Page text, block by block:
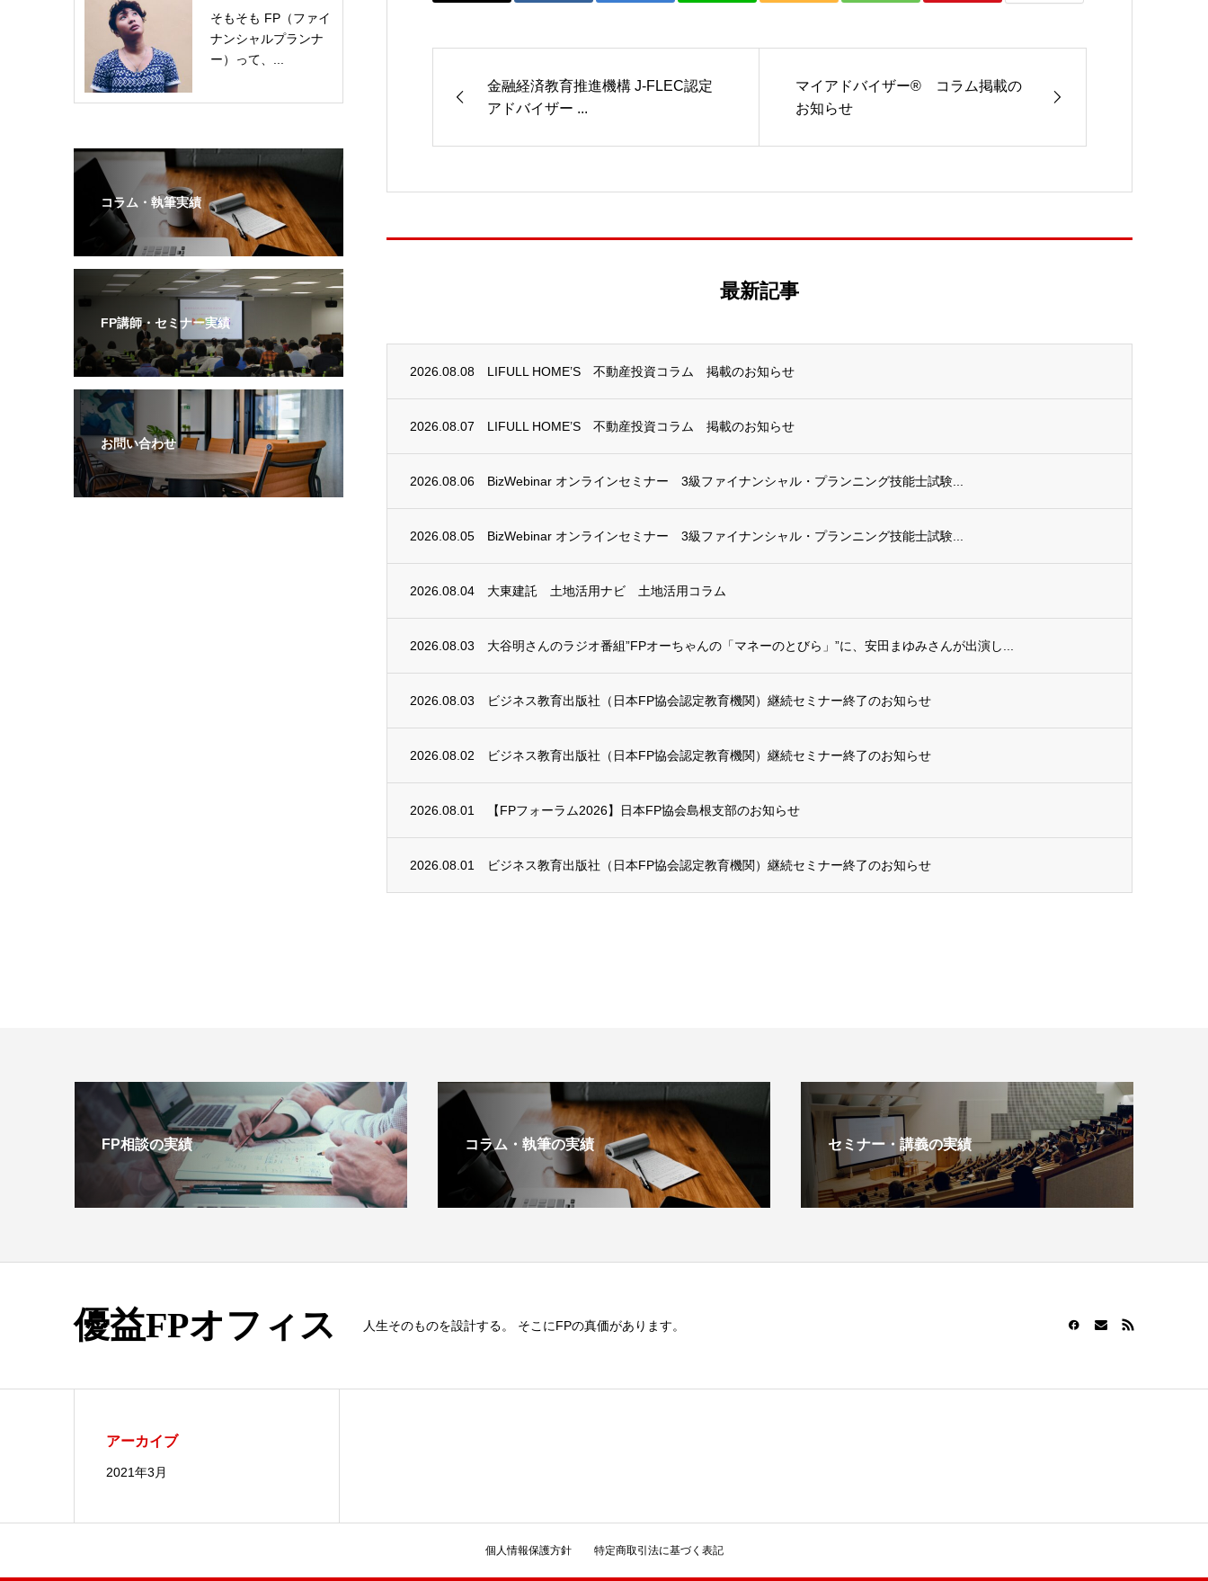
金融経済教育推進機構 J-FLEC認定
アドバイザー ...
マイアドバイザー® コラム掲載の
お知らせ
最新記事
2026.08.08 LIFULL HOME’S 不動産投資コラム 掲載のお知らせ
2026.08.07 LIFULL HOME’S 不動産投資コラム 掲載のお知らせ
2026.08.06 BizWebinar オンラインセミナー 3級ファイナンシャル・プランニング技能士試験...
2026.08.05 BizWebinar オンラインセミナー 3級ファイナンシャル・プランニング技能士試験...
2026.08.04 大東建託 土地活用ナビ 土地活用コラム
2026.08.03 大谷明さんのラジオ番組”FPオーちゃんの「マネーのとびら」”に、安田まゆみさんが出演し...
2026.08.03 ビジネス教育出版社（日本FP協会認定教育機関）継続セミナー終了のお知らせ
2026.08.02 ビジネス教育出版社（日本FP協会認定教育機関）継続セミナー終了のお知らせ
2026.08.01 【FPフォーラム2026】日本FP協会島根支部のお知らせ
2026.08.01 ビジネス教育出版社（日本FP協会認定教育機関）継続セミナー終了のお知らせ
そもそも FP（ファイ
ナンシャルプランナ
ー）って、...
コラム・執筆実績
FP講師・セミナー実績
お問い合わせ
FP相談の実績 コラム・執筆の実績 セミナー・講義の実績
優益FPオフィス 人生そのものを設計する。 そこにFPの真価があります。
アーカイブ
2021年3月
個人情報保護方針 特定商取引法に基づく表記